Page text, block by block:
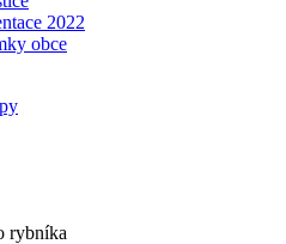
2022
obce
rybníka